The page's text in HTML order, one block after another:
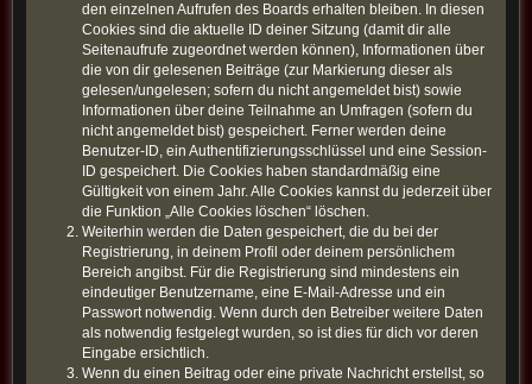
den einzelnen Aufrufen des Boards erhalten bleiben. In diesen
Cookies sind die aktuelle ID deiner Sitzung (damit dir alle
Seitenaufrufe zugeordnet werden können), Informationen über
die von dir gelesenen Beiträge (zur Markierung dieser als
gelesen/ungelesen; sofern du nicht angemeldet bist) sowie
Informationen über deine Teilnahme an Umfragen (sofern du
nicht angemeldet bist) gespeichert. Ferner werden deine
Benutzer-ID, ein Authentifizierungsschlüssel und eine Session-
ID gespeichert. Die Cookies haben standardmäßig eine
Gültigkeit von einem Jahr. Alle Cookies kannst du jederzeit über
die Funktion „Alle Cookies löschen“ löschen.
Weiterhin werden die Daten gespeichert, die du bei der
Registrierung, in deinem Profil oder deinem persönlichem
Bereich angibst. Für die Registrierung sind mindestens ein
eindeutiger Benutzername, eine E-Mail-Adresse und ein
Passwort notwendig. Wenn durch den Betreiber weitere Daten
als notwendig festgelegt wurden, so ist dies für dich vor deren
Eingabe ersichtlich.
Wenn du einen Beitrag oder eine private Nachricht erstellst, so